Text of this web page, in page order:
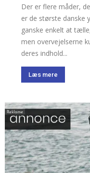
Der er flere måder,
er de største danske
ganske enkelt at
men overvejelserne
deres indhold...
Læs mere